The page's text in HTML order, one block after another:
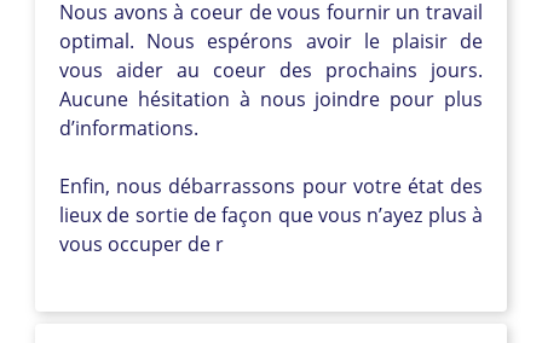
Nous avons à coeur de vous fournir un travail
optimal. Nous espérons avoir le plaisir de
vous aider au coeur des prochains jours.
Aucune hésitation à nous joindre pour plus
d’informations.
Enfin, nous débarrassons pour votre état des
lieux de sortie de façon que vous n’ayez plus à
vous occuper de r